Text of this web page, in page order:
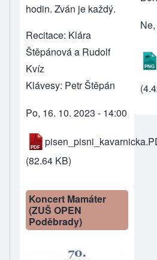
hodin. Zván je každý.
Recitace: Klára
Štěpánová a Rudolf
Kvíz
Klávesy: Petr Štěpán
Po, 16. 10. 2023 - 14:00
(82.64 KB)
Koncert Mamáter
(ZUŠ OPEN
Poděbrady)